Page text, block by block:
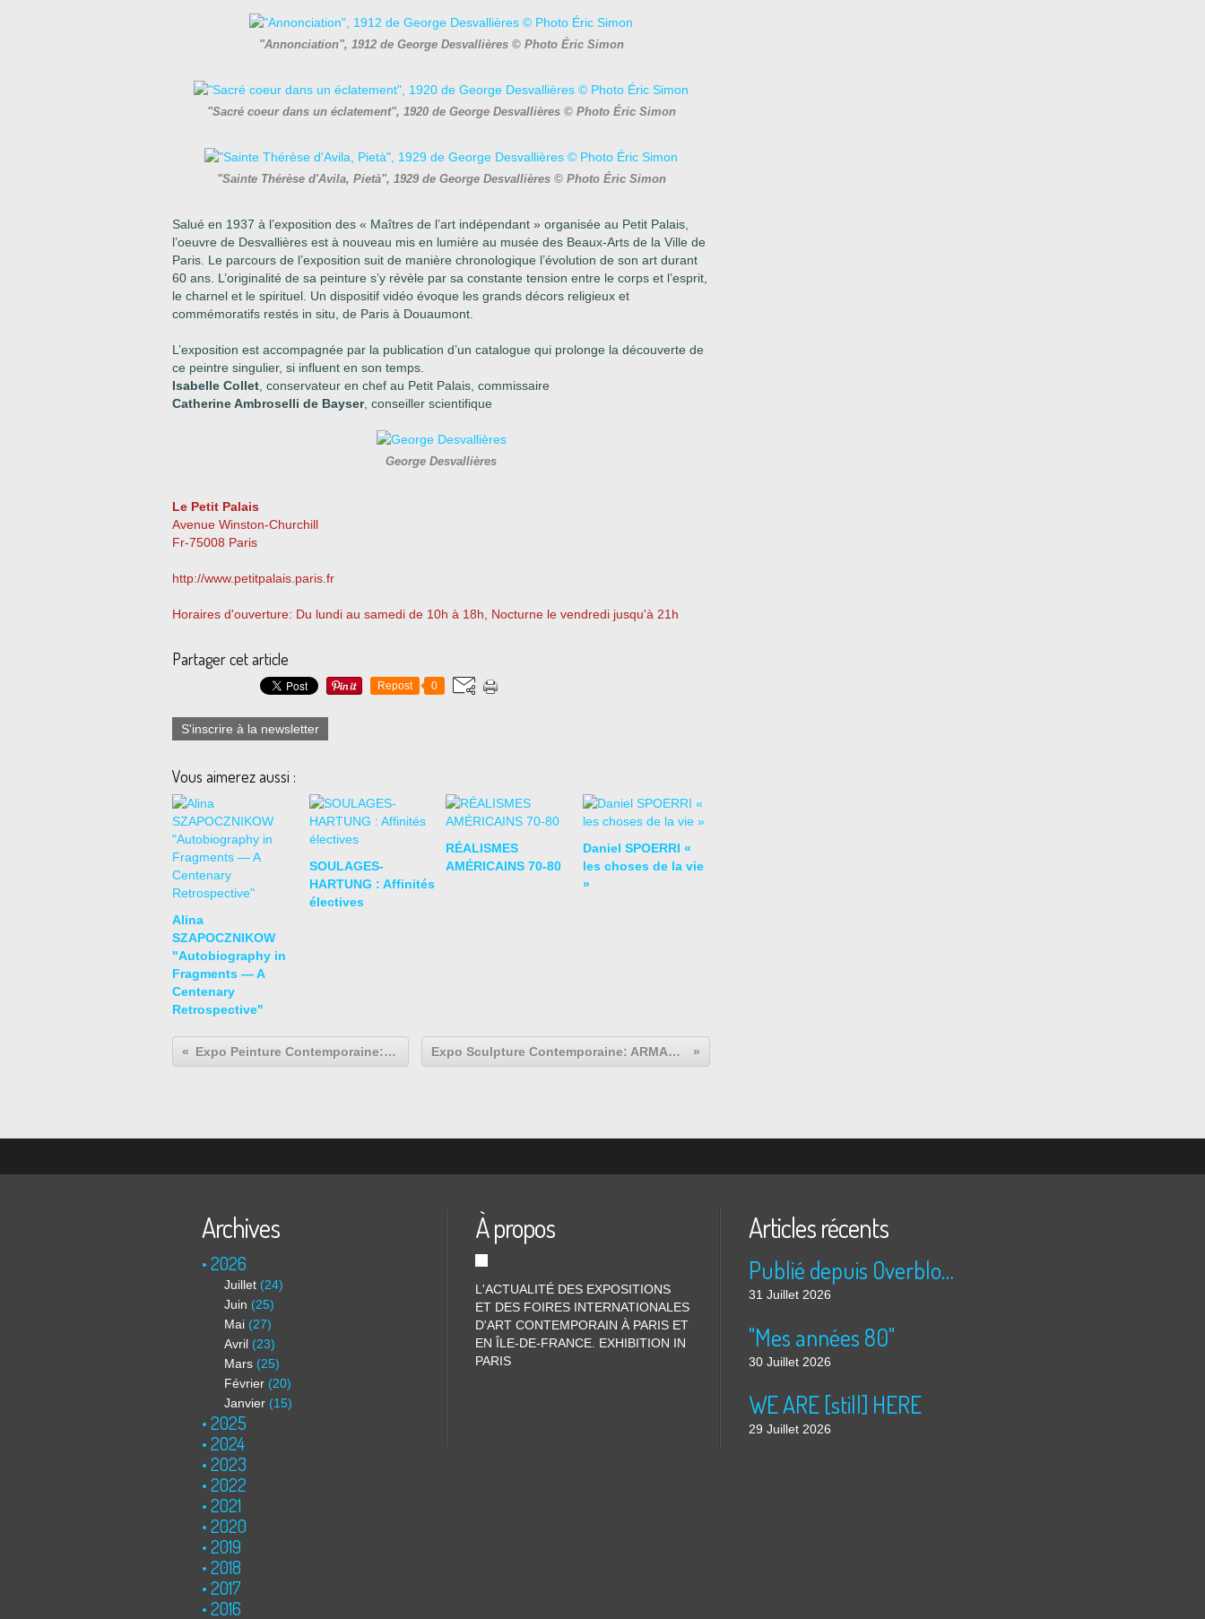
"Annonciation", 1912 de George Desvallières © Photo Éric Simon
"Sacré coeur dans un éclatement", 1920 de George Desvallières © Photo Éric Simon
"Sainte Thérèse d'Avila, Pietà", 1929 de George Desvallières © Photo Éric Simon
Salué en 1937 à l’exposition des « Maîtres de l’art indépendant » organisée au Petit Palais,
l’oeuvre de Desvallières est à nouveau mis en lumière au musée des Beaux-Arts de la Ville de
Paris. Le parcours de l’exposition suit de manière chronologique l’évolution de son art durant
60 ans. L’originalité de sa peinture s’y révèle par sa constante tension entre le corps et l’esprit,
le charnel et le spirituel. Un dispositif vidéo évoque les grands décors religieux et
commémoratifs restés in situ, de Paris à Douaumont.
L’exposition est accompagnée par la publication d’un catalogue qui prolonge la découverte de
ce peintre singulier, si influent en son temps.
Isabelle Collet , conservateur en chef au Petit Palais, commissaire
Catherine Ambroselli de Bayser, conseiller scientifique
George Desvallières
Le Petit Palais
Avenue Winston-Churchill
Fr-75008 Paris
http://www.petitpalais.paris.fr
Horaires d'ouverture: Du lundi au samedi de 10h à 18h, Nocturne le vendredi jusqu'à 21h
Partager cet article
Repost 0
S'inscrire à la newsletter
Vous aimerez aussi :
Alina
SZAPOCZNIKOW
"Autobiography in
Fragments — A
Centenary
Retrospective"
SOULAGES-
HARTUNG : Affinités
électives
RÉALISMES
AMÉRICAINS 70-80
Daniel SPOERRI «
les choses de la vie
»
Expo Peinture Contemporaine: René WIRTHS «Jazz » Expo Sculpture Contemporaine: ARMAN "Accumulations 1960-64"
Archives
2026
Juillet (24)
Juin (25)
Mai (27)
Avril (23)
Mars (25)
Février (20)
Janvier (15)
2025
2024
2023
2022
2021
2020
2019
2018
2017
2016
À propos
L'ACTUALITÉ DES EXPOSITIONS
ET DES FOIRES INTERNATIONALES
D'ART CONTEMPORAIN À PARIS ET
EN ÎLE-DE-FRANCE. EXHIBITION IN
PARIS
Articles récents
Publié depuis Overblog et Facebook
31 Juillet 2026
"Mes années 80"
30 Juillet 2026
WE ARE [still] HERE
29 Juillet 2026